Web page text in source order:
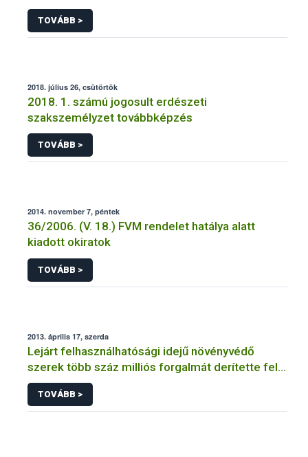
TOVÁBB >
2018. július 26, csütörtök
2018. 1. számú jogosult erdészeti
szakszemélyzet továbbképzés
TOVÁBB >
2014. november 7, péntek
36/2006. (V. 18.) FVM rendelet hatálya alatt
kiadott okiratok
TOVÁBB >
2013. április 17, szerda
Lejárt felhasználhatósági idejű növényvédő
szerek több száz milliós forgalmát derítette fel a
NÉBIH
TOVÁBB >